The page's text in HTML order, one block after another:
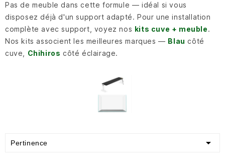
Pas de meuble dans cette formule — idéal si vous
disposez déjà d'un support adapté. Pour une installation
complète avec support, voyez nos kits cuve + meuble.
Nos kits associent les meilleures marques — Blau côté
cuve, Chihiros côté éclairage.
Pertinence 